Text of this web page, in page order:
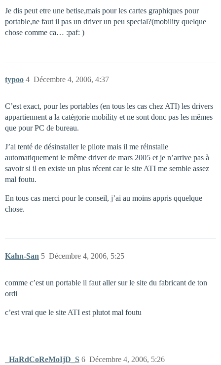
Je dis peut etre une betise,mais pour les cartes graphiques pour
portable,ne faut il pas un driver un peu special?(mobility quelque
chose comme ca… :paf: )
typoo Décembre 4, 2006, 4:37
4
C’est exact, pour les portables (en tous les cas chez ATI) les drivers
appartiennent a la catégorie mobility et ne sont donc pas les mêmes
que pour PC de bureau.
J’ai tenté de désinstaller le pilote mais il me réinstalle
automatiquement le même driver de mars 2005 et je n’arrive pas à
savoir si il en existe un plus récent car le site ATI me semble assez
mal foutu.
En tous cas merci pour le conseil, j’ai au moins appris qquelque
chose.
Kahn-San Décembre 4, 2006, 5:25
5
comme c’est un portable il faut aller sur le site du fabricant de ton
ordi
c’est vrai que le site ATI est plutot mal foutu
_HaRdCoReMoIjD_S Décembre 4, 2006, 5:26
6